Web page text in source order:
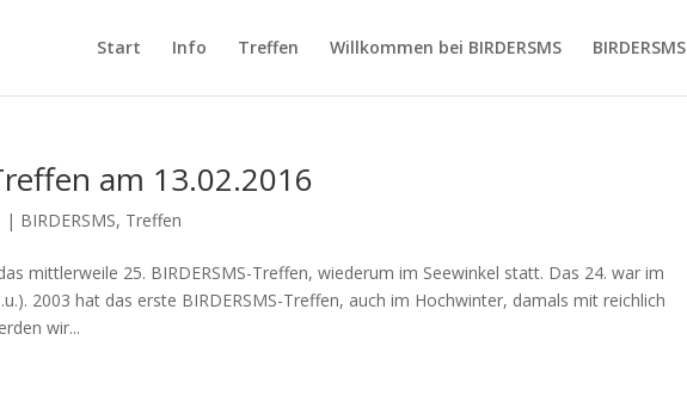
Start Info Treffen Willkommen bei BIRDERSMS BIRDERSMS
am 13.02.2016
| BIRDERSMS, Treffen
mittlerweile 25. BIRDERSMS-Treffen, wiederum im Seewinkel statt. Das 24. war im
2003 hat das erste BIRDERSMS-Treffen, auch im Hochwinter, damals mit reichlich
wir...